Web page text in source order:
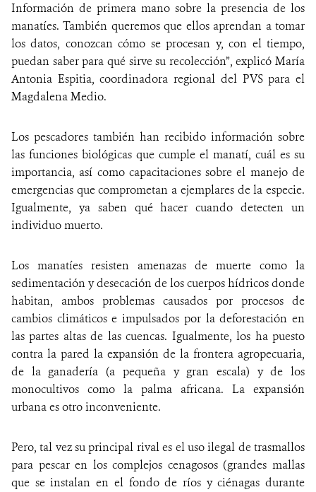
Información de primera mano sobre la presencia de los
manatíes. También queremos que ellos aprendan a tomar
los datos, conozcan cómo se procesan y, con el tiempo,
puedan saber para qué sirve su recolección”, explicó María
Antonia Espitia, coordinadora regional del PVS para el
Magdalena Medio.
Los pescadores también han recibido información sobre
las funciones biológicas que cumple el manatí, cuál es su
importancia, así como capacitaciones sobre el manejo de
emergencias que comprometan a ejemplares de la especie.
Igualmente, ya saben qué hacer cuando detecten un
individuo muerto.
Los manatíes resisten amenazas de muerte como la
sedimentación y desecación de los cuerpos hídricos donde
habitan, ambos problemas causados por procesos de
cambios climáticos e impulsados por la deforestación en
las partes altas de las cuencas. Igualmente, los ha puesto
contra la pared la expansión de la frontera agropecuaria,
de la ganadería (a pequeña y gran escala) y de los
monocultivos como la palma africana. La expansión
urbana es otro inconveniente.
Pero, tal vez su principal rival es el uso ilegal de trasmallos
para pescar en los complejos cenagosos (grandes mallas
que se instalan en el fondo de ríos y ciénagas durante